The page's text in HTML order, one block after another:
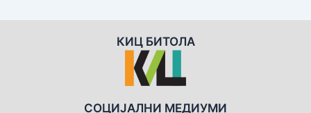
КИЦ БИТОЛА
СОЦИЈАЛНИ МЕДИУМИ